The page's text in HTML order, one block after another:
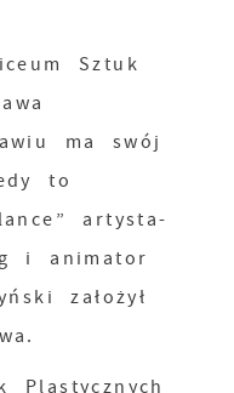
Sztuk
ma swój
to
artysta-
i animator
założył
Plastycznych